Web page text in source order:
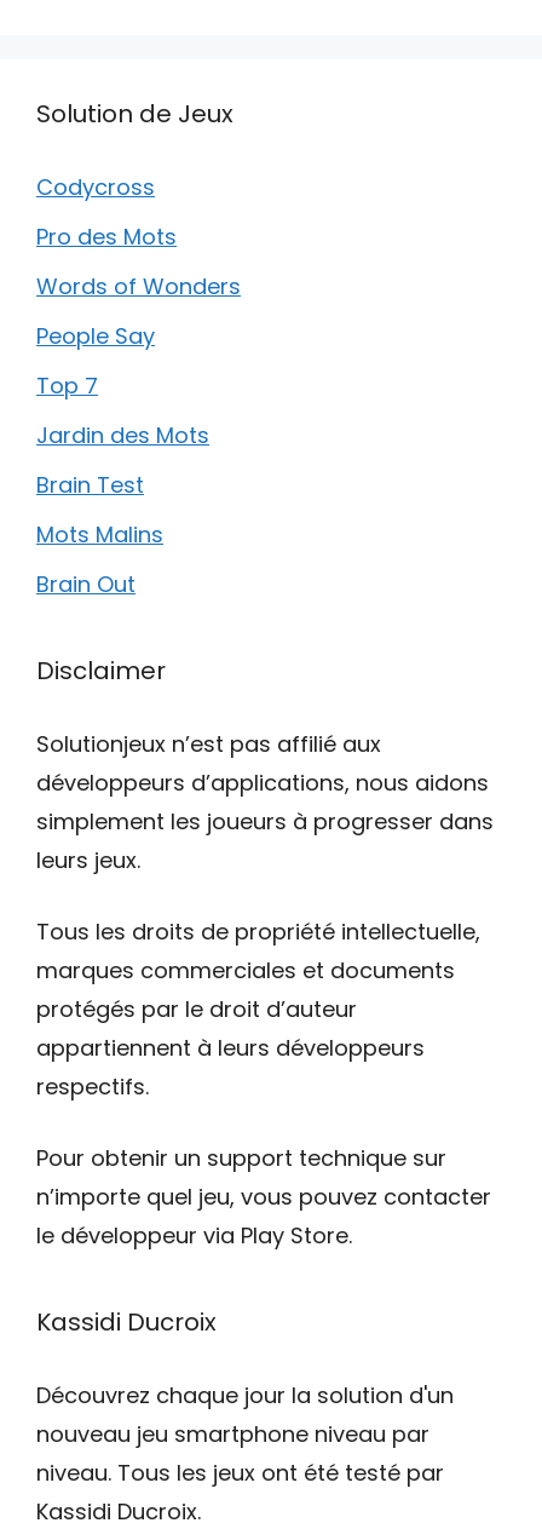
Solution de Jeux
Codycross
Pro des Mots
Words of Wonders
People Say
Top 7
Jardin des Mots
Brain Test
Mots Malins
Brain Out
Disclaimer
Solutionjeux n’est pas affilié aux
développeurs d’applications, nous aidons
simplement les joueurs à progresser dans
leurs jeux.
Tous les droits de propriété intellectuelle,
marques commerciales et documents
protégés par le droit d’auteur
appartiennent à leurs développeurs
respectifs.
Pour obtenir un support technique sur
n’importe quel jeu, vous pouvez contacter
le développeur via Play Store.
Kassidi Ducroix
Découvrez chaque jour la solution d'un
nouveau jeu smartphone niveau par
niveau. Tous les jeux ont été testé par
Kassidi Ducroix.